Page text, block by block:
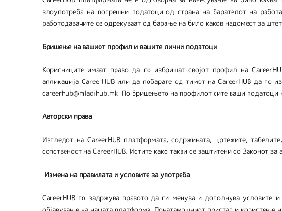
злоупотреба на погрешни податоци од страна на барателот на
работодавачите се одрекуваат од барање на било каков надомест за
Бришење на вашиот профил и вашите лични податоци
Корисниците имаат право да го избришат својот профил на
апликација CareerHUB или да побарате од тимот на CareerHUB да
careerhub@mladihub.mk По бришењето на профилот сите ваши податоци
Авторски права
Изгледот на CareerHUB платформата, содржината, цртежите,
сопственост на CareerHUB. Истите како такви се заштитени со Законот за
Измена на правилата и условите за употреба
CareerHUB го задржува правото да ги менува и дополнува условите